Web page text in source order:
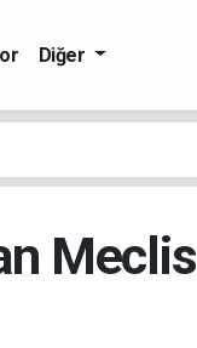
Diğer
Meclis